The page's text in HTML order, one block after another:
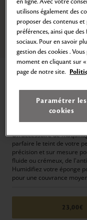
Accueil MAQUILLAGE
Applique & Sublime le Teint
Un accessoire de
parfaire le teint de votre
précision et sur mesure
fluide ou crémeux, de
Humidifiez votre éponge
pour une couvrance
23,00€
en ligne. Avec votre
utilisons également des
proposer des contenus
préférences, ainsi que
sociaux. Pour en savoir
gestion des cookies .
moment en cliquant sur «
page de notre site.
Paramétrer les
cookies